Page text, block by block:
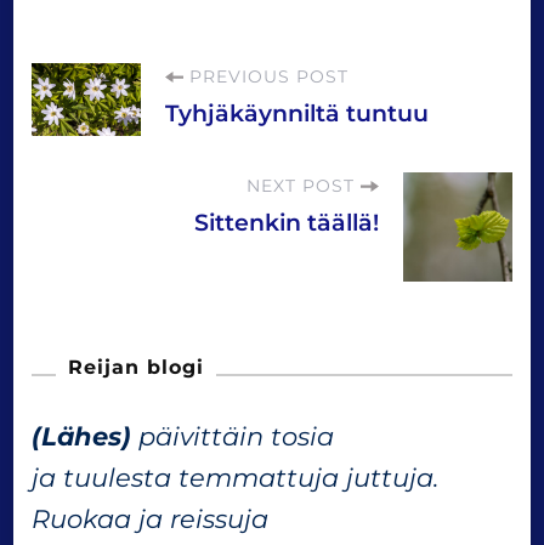
P
N
a
v
PREVIOUS POST
Tyhjäkäynniltä tuntuu
NEXT POST
Sittenkin täällä!
Reijan blogi
(Lähes) päivittäin tosia
ja tuulesta temmattuja juttuja.
Ruokaa ja reissuja